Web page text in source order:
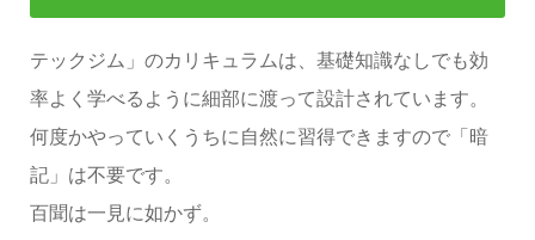
テックジム」のカリキュラムは、基礎知識なしでも効
率よく学べるように細部に渡って設計されています。
何度かやっていくうちに自然に習得できますので「暗
記」は不要です。
百聞は一見に如かず。